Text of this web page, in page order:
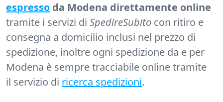
espresso da Modena direttamente online
tramite i servizi di SpedireSubito con ritiro e
consegna a domicilio inclusi nel prezzo di
spedizione, inoltre ogni spedizione da e per
Modena è sempre tracciabile online tramite
il servizio di ricerca spedizioni.